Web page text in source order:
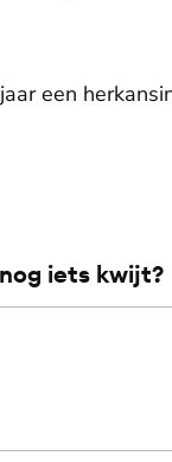
een
iets kwijt?